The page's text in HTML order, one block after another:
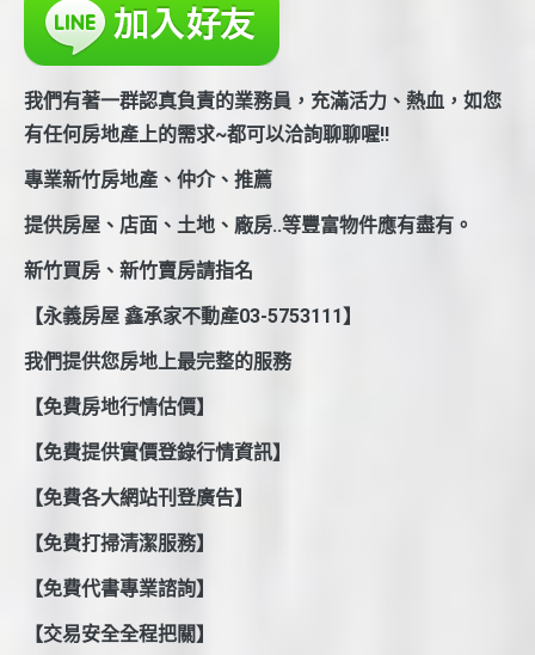
我們有著一群認真負責的業務員，充滿活力、熱血，如您
有任何房地產上的需求~都可以洽詢聊聊喔!!
專業新竹房地產、仲介、推薦
提供房屋、店面、土地、廠房..等豐富物件應有盡有。
新竹買房、新竹賣房請指名
【永義房屋 鑫承家不動產03-5753111】
我們提供您房地上最完整的服務
【免費房地行情估價】
【免費提供實價登錄行情資訊】
【免費各大網站刊登廣告】
【免費打掃清潔服務】
【免費代書專業諮詢】
【交易安全全程把關】